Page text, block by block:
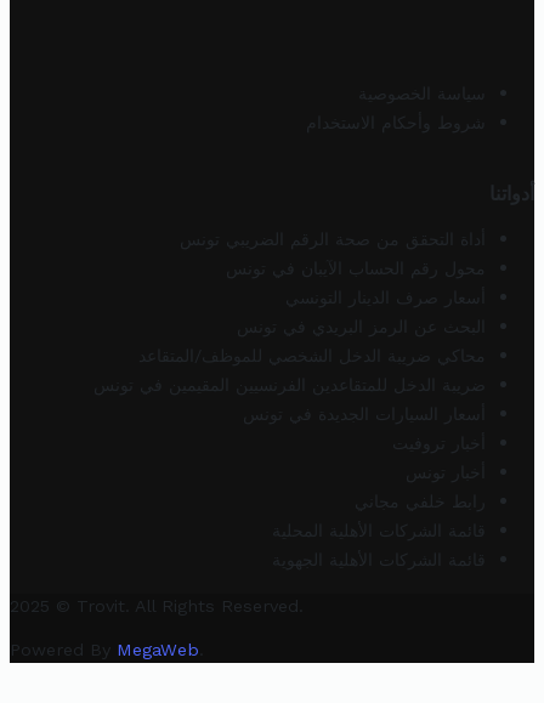
سياسة الخصوصية
شروط وأحكام الاستخدام
أدواتنا
أداة التحقق من صحة الرقم الضريبي تونس
محول رقم الحساب الآيبان في تونس
أسعار صرف الدينار التونسي
البحث عن الرمز البريدي في تونس
محاكي ضريبة الدخل الشخصي للموظف/المتقاعد
ضريبة الدخل للمتقاعدين الفرنسيين المقيمين في تونس
أسعار السيارات الجديدة في تونس
أخبار تروفيت
أخبار تونس
رابط خلفي مجاني
قائمة الشركات الأهلية المحلية
قائمة الشركات الأهلية الجهوية
2025 © Trovit. All Rights Reserved.
Powered By MegaWeb